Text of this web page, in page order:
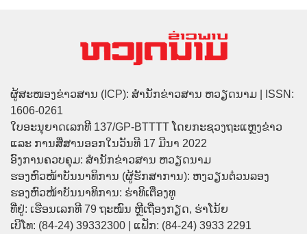
ຜູ້ສະໜອງຂ່າວສານ (ICP): ສຳນັກຂ່າວສານ ຫວຽດນາມ | ISSN:
1606-0261
ໃບອະນຸຍາດເລກທີ 137/GP-BTTTT ໂດຍກະຊວງຖະແຫຼງຂ່າວ
ແລະ ການສື່ສານອອກໃນວັນທີ 17 ມີນາ 2022
ອົງການຄວບຄຸມ: ສຳນັກຂ່າວສານ ຫວຽດນາມ
ຮອງຫົວໜ້າບັນນາທິການ (ຜູ້ຮັກສາການ): ຫງວຽນຕ໋ວນລອງ
ຮອງຫົວໜ້າບັນນາທິການ: ຮ່າທິເຕື່ອງທູ
ທີ່ຢູ່: ເຮືອນເລກທີ 79 ຖະໜົນ ຫຼີເຖື່ອງກຽດ, ຮ່າໂນ້ຍ
ເບີໂທ: (84-24) 39332300 | ແຟັກ: (84-24) 3933 2291